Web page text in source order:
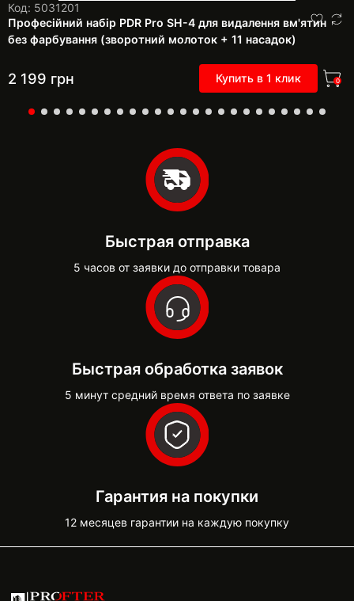
Код: 5031201
Професійний набір PDR Pro SH-4 для видалення вм'ятин
без фарбування (зворотний молоток + 11 насадок)
2 199 грн Купить в 1 клик 0
Быстрая отправка
5 часов от заявки до отправки товара
Быстрая обработка заявок
5 минут средний время ответа по заявке
Гарантия на покупки
12 месяцев гарантии на каждую покупку